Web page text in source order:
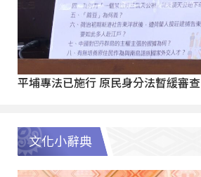
平埔專法已施行 原民身分法暫緩審查
文化小辭典